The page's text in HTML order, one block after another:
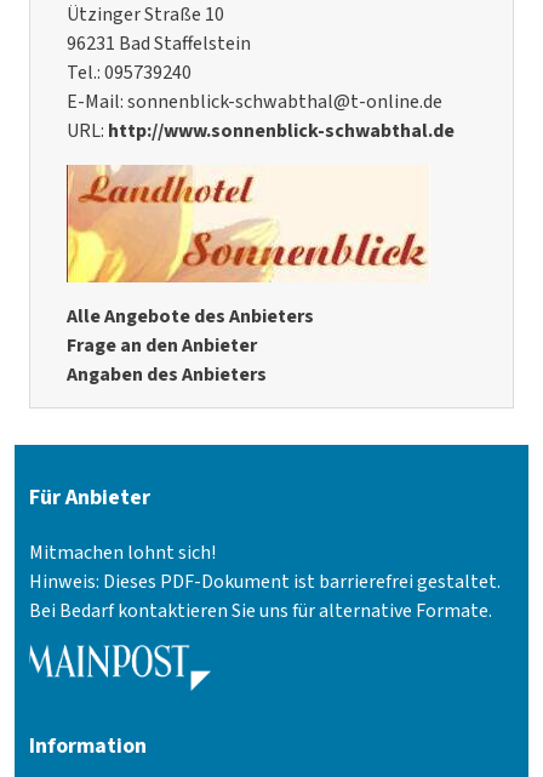
Ützinger Straße 10
96231 Bad Staffelstein
Tel.: 095739240
E-Mail: sonnenblick-schwabthal@t-online.de
URL: http://www.sonnenblick-schwabthal.de
Alle Angebote des Anbieters
Frage an den Anbieter
Angaben des Anbieters
Für Anbieter
Mitmachen lohnt sich!
Hinweis: Dieses PDF-Dokument ist barrierefrei gestaltet.
Bei Bedarf kontaktieren Sie uns für alternative Formate.
Information